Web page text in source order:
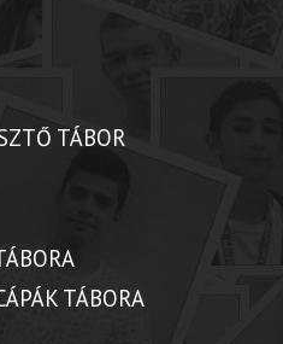
TÁBOR
TÁBORA